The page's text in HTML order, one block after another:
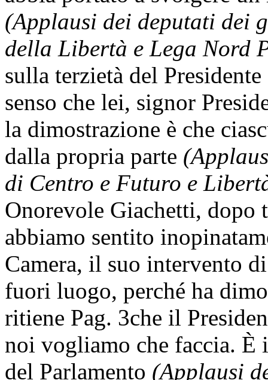
(Applausi dei deputati dei
della Libertà e Lega Nord
sulla terzietà del
senso che lei, signor
la dimostrazione è che
dalla propria parte
di Centro e Futuro e
Onorevole Giachetti, dopo
abbiamo sentito
Camera, il suo intervento
fuori luogo, perché ha
ritiene Pag. 3che il
noi vogliamo che faccia. È
del Parlamento (Applausi